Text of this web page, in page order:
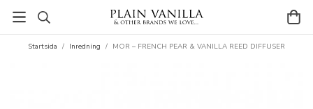
Startsida / Inredning / MOR – FRENCH PEAR & VANILLA REED DIFFUSER